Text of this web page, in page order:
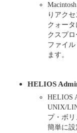
りアク
クォータ
クスプ
ファイ
ます。
HELIOS
HELIOS
UNIX/
プ・ボ
簡単に設